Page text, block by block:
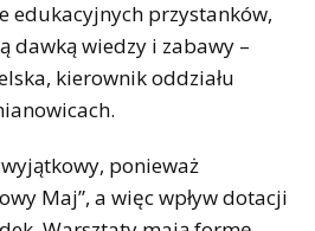
edukacyjnych przystanków,
dawką wiedzy i zabawy –
kierownik oddziału
ponieważ
Maj”, a więc wpływ dotacji